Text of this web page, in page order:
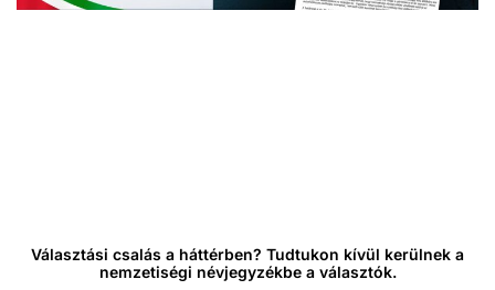
Választási csalás a háttérben? Tudtukon kívül kerülnek a
nemzetiségi névjegyzékbe a választók.